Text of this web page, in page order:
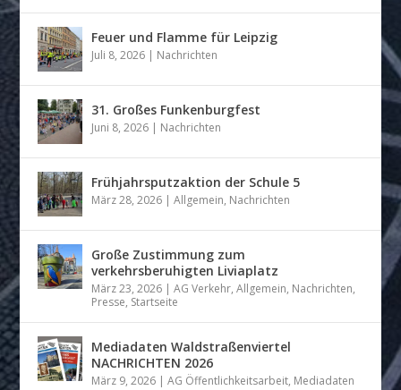
Feuer und Flamme für Leipzig
Juli 8, 2026 | Nachrichten
31. Großes Funkenburgfest
Juni 8, 2026 | Nachrichten
Frühjahrsputzaktion der Schule 5
März 28, 2026 |Allgemein, Nachrichten
Große Zustimmung zum
verkehrsberuhigten Liviaplatz
März 23, 2026 |AG Verkehr,Allgemein, Nachrichten,
Presse, Startseite
Mediadaten Waldstraßenviertel
NACHRICHTEN 2026
März 9, 2026 |AG Öffentlichkeitsarbeit, Mediadaten